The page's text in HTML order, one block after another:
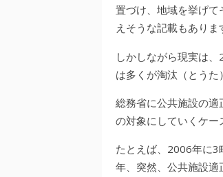
置づけ、地域を挙げ
えそうな記載もありま
しかしながら現実は
は多くが淘汰（とうた
総務省に公共施設の適
の対象にしていくケー
たとえば、2006年に3
年、突然、公共施設